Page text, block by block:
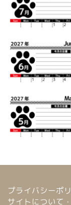
プライバシーポ
サイトについて